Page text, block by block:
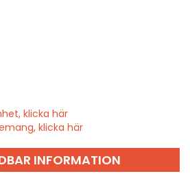
klicka här
klicka här
INFORMATION